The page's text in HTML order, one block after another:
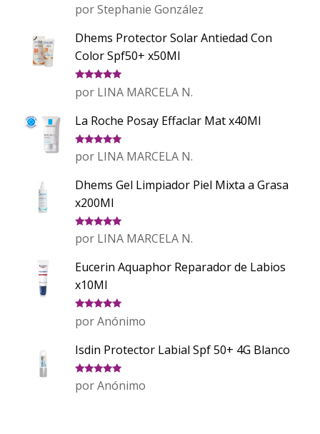
Valorado
con
de 5
por Stephanie González
Dhems Protector Solar Antiedad Con
Color Spf50+ x50Ml
Valorado
con
de 5
por LINA MARCELA N.
La Roche Posay Effaclar Mat x40Ml
Valorado
con
de 5
por LINA MARCELA N.
Dhems Gel Limpiador Piel Mixta a Grasa
x200Ml
Valorado
con
de 5
por LINA MARCELA N.
Eucerin Aquaphor Reparador de Labios
x10Ml
Valorado
con
de 5
por Anónimo
Isdin Protector Labial Spf 50+ 4G Blanco
Valorado
con
de 5
por Anónimo